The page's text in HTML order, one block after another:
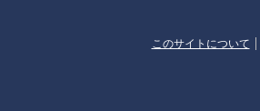
このサイトについて